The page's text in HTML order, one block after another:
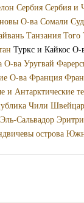
Сербия Сербия и
О-ва Сомали
Танзания Того
Туркс и Кайкос О-
О-ва Уругвай
О-ва Франция
Антарктические
Чили
Эль-Сальвадор
острова